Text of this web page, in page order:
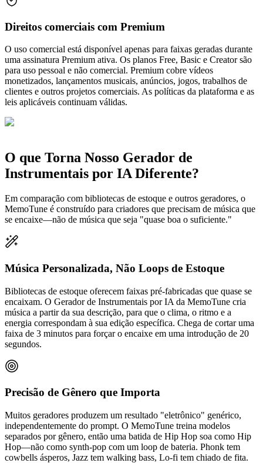
Direitos comerciais com Premium
O uso comercial está disponível apenas para faixas geradas durante
uma assinatura Premium ativa. Os planos Free, Basic e Creator são
para uso pessoal e não comercial. Premium cobre vídeos
monetizados, lançamentos musicais, anúncios, jogos, trabalhos de
clientes e outros projetos comerciais. As políticas da plataforma e as
leis aplicáveis continuam válidas.
O que Torna Nosso Gerador de
Instrumentais por IA Diferente?
Em comparação com bibliotecas de estoque e outros geradores, o
MemoTune é construído para criadores que precisam de música que
se encaixe—não de música que seja "quase boa o suficiente."
Música Personalizada, Não Loops de Estoque
Bibliotecas de estoque oferecem faixas pré-fabricadas que quase se
encaixam. O Gerador de Instrumentais por IA da MemoTune cria
música a partir da sua descrição, para que o clima, o ritmo e a
energia correspondam à sua edição específica. Chega de cortar uma
faixa de 3 minutos para forçar o encaixe em uma introdução de 20
segundos.
Precisão de Gênero que Importa
Muitos geradores produzem um resultado "eletrônico" genérico,
independentemente do prompt. O MemoTune treina modelos
separados por gênero, então uma batida de Hip Hop soa como Hip
Hop—não como synth-pop com um loop de bateria. Phonk tem
cowbells ásperos, Jazz tem walking bass, Lo-fi tem chiado de fita.